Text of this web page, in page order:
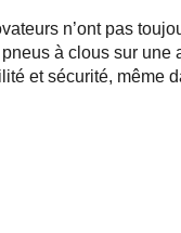
n’ont pas
à clous sur une
et sécurité, même